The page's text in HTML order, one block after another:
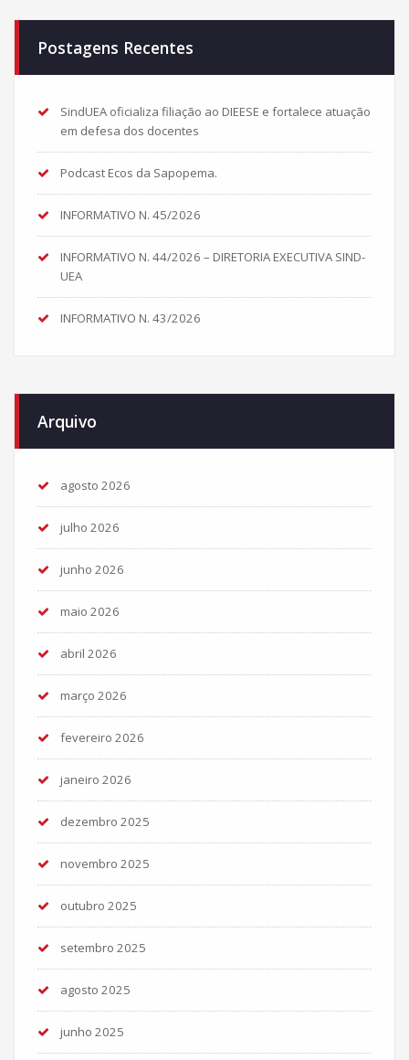
Postagens Recentes
SindUEA oficializa filiação ao DIEESE e fortalece atuação
em defesa dos docentes
Podcast Ecos da Sapopema.
INFORMATIVO N. 45/2026
INFORMATIVO N. 44/2026 – DIRETORIA EXECUTIVA SIND-
UEA
INFORMATIVO N. 43/2026
Arquivo
agosto 2026
julho 2026
junho 2026
maio 2026
abril 2026
março 2026
fevereiro 2026
janeiro 2026
dezembro 2025
novembro 2025
outubro 2025
setembro 2025
agosto 2025
junho 2025